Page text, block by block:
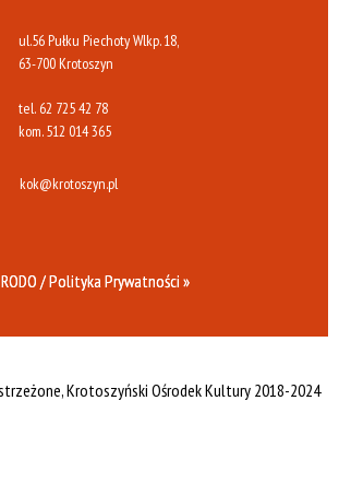
ul.56 Pułku Piechoty Wlkp. 18,
63-700 Krotoszyn
tel. 62 725 42 78
kom.512 014 365
kok@krotoszyn.pl
RODO / Polityka Prywatności »
Krotoszyński Ośrodek Kultury 2018-2024